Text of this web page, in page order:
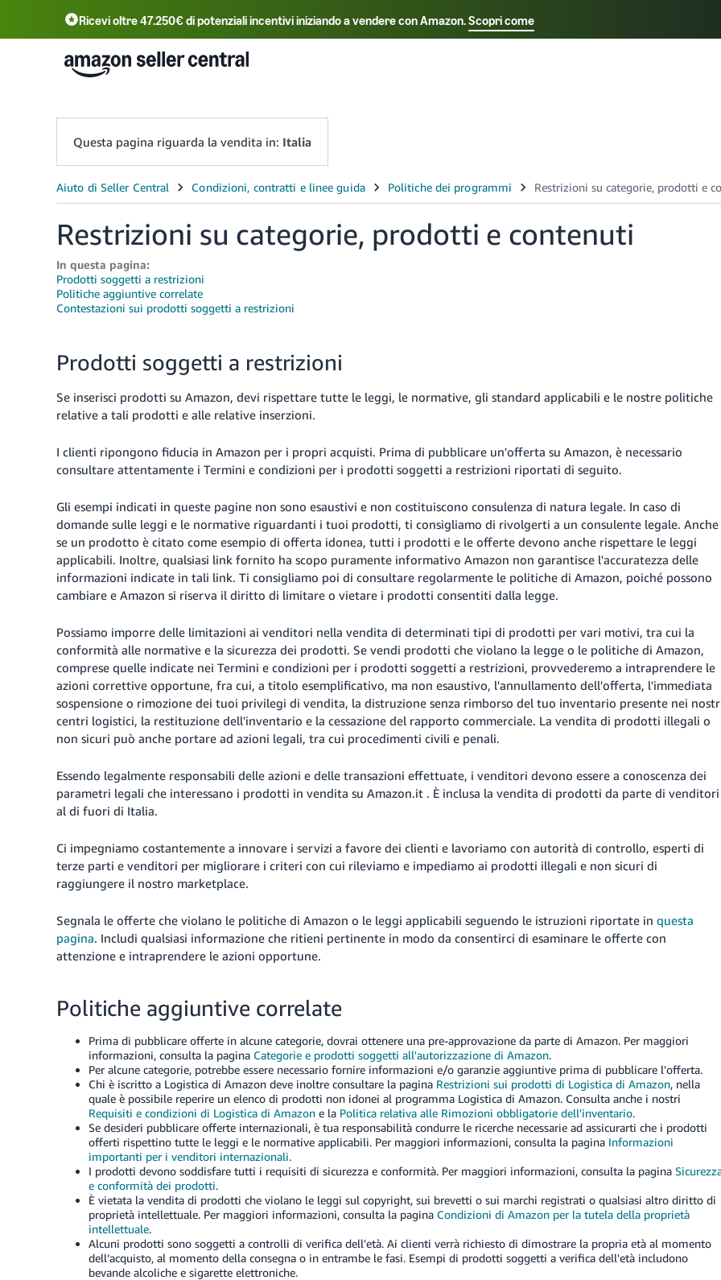
Ricevi oltre 47.250€ di potenziali incentivi iniziando a vendere con Amazon.Scopri come
Select your preferred language
中文 - CN 中文 - TW Deutsch - DE
Questa pagina riguarda la vendita in: Italia
Restrizioni su categorie, prodotti e contenuti
In questa pagina:
Prodotti soggetti a restrizioni
Politiche aggiuntive correlate
Contestazioni sui prodotti soggetti a restrizioni
Prodotti soggetti a restrizioni
Se inserisci prodotti su Amazon, devi rispettare tutte le leggi, le normative, gli standard applicabili e le nostre politiche
relative a tali prodotti e alle relative inserzioni.
I clienti ripongono fiducia in Amazon per i propri acquisti. Prima di pubblicare un'offerta su Amazon, è necessario
consultare attentamente i Termini e condizioni per i prodotti soggetti a restrizioni riportati di seguito.
Gli esempi indicati in queste pagine non sono esaustivi e non costituiscono consulenza di natura legale. In caso di
domande sulle leggi e le normative riguardanti i tuoi prodotti, ti consigliamo di rivolgerti a un consulente legale. Anche
se un prodotto è citato come esempio di offerta idonea, tutti i prodotti e le offerte devono anche rispettare le leggi
applicabili. Inoltre, qualsiasi link fornito ha scopo puramente informativo Amazon non garantisce l'accuratezza delle
informazioni indicate in tali link. Ti consigliamo poi di consultare regolarmente le politiche di Amazon, poiché possono
cambiare e Amazon si riserva il diritto di limitare o vietare i prodotti consentiti dalla legge.
Possiamo imporre delle limitazioni ai venditori nella vendita di determinati tipi di prodotti per vari motivi, tra cui la
conformità alle normative e la sicurezza dei prodotti. Se vendi prodotti che violano la legge o le politiche di Amazon,
comprese quelle indicate nei Termini e condizioni per i prodotti soggetti a restrizioni, provvederemo a intraprendere le
azioni correttive opportune, fra cui, a titolo esemplificativo, ma non esaustivo, l'annullamento dell'offerta, l'immediata
sospensione o rimozione dei tuoi privilegi di vendita, la distruzione senza rimborso del tuo inventario presente nei
centri logistici, la restituzione dell'inventario e la cessazione del rapporto commerciale. La vendita di prodotti illegali o
non sicuri può anche portare ad azioni legali, tra cui procedimenti civili e penali.
Essendo legalmente responsabili delle azioni e delle transazioni effettuate, i venditori devono essere a conoscenza dei
parametri legali che interessano i prodotti in vendita su Amazon.it . È inclusa la vendita di prodotti da parte di venditori
al di fuori di Italia.
Ci impegniamo costantemente a innovare i servizi a favore dei clienti e lavoriamo con autorità di controllo, esperti di
terze parti e venditori per migliorare i criteri con cui rileviamo e impediamo ai prodotti illegali e non sicuri di
raggiungere il nostro marketplace.
Segnala le offerte che violano le politiche di Amazon o le leggi applicabili seguendo le istruzioni riportate in questa
pagina. Includi qualsiasi informazione che ritieni pertinente in modo da consentirci di esaminare le offerte con
attenzione e intraprendere le azioni opportune.
Politiche aggiuntive correlate
Prima di pubblicare offerte in alcune categorie, dovrai ottenere una pre-approvazione da parte di Amazon. Per maggiori
informazioni, consulta la pagina Categorie e prodotti soggetti all'autorizzazione di Amazon.
Per alcune categorie, potrebbe essere necessario fornire informazioni e/o garanzie aggiuntive prima di pubblicare l'offerta.
Chi è iscritto a Logistica di Amazon deve inoltre consultare la pagina Restrizioni sui prodotti di Logistica di Amazon, nella
quale è possibile reperire un elenco di prodotti non idonei al programma Logistica di Amazon. Consulta anche i nostri
Requisiti e condizioni di Logistica di Amazon e la Politica relativa alle Rimozioni obbligatorie dell'inventario.
Se desideri pubblicare offerte internazionali, è tua responsabilità condurre le ricerche necessarie ad assicurarti che i prodotti
offerti rispettino tutte le leggi e le normative applicabili. Per maggiori informazioni, consulta la pagina Informazioni
importanti per i venditori internazionali.
I prodotti devono soddisfare tutti i requisiti di sicurezza e conformità. Per maggiori informazioni, consulta la pagina
e conformità dei prodotti.
È vietata la vendita di prodotti che violano le leggi sul copyright, sui brevetti o sui marchi registrati o qualsiasi altro diritto di
proprietà intellettuale. Per maggiori informazioni, consulta la pagina Condizioni di Amazon per la tutela della proprietà
intellettuale.
Alcuni prodotti sono soggetti a controlli di verifica dell'età. Ai clienti verrà richiesto di dimostrare la propria età al momento
dell’acquisto, al momento della consegna o in entrambe le fasi. Esempi di prodotti soggetti a verifica dell'età includono
bevande alcoliche e sigarette elettroniche.